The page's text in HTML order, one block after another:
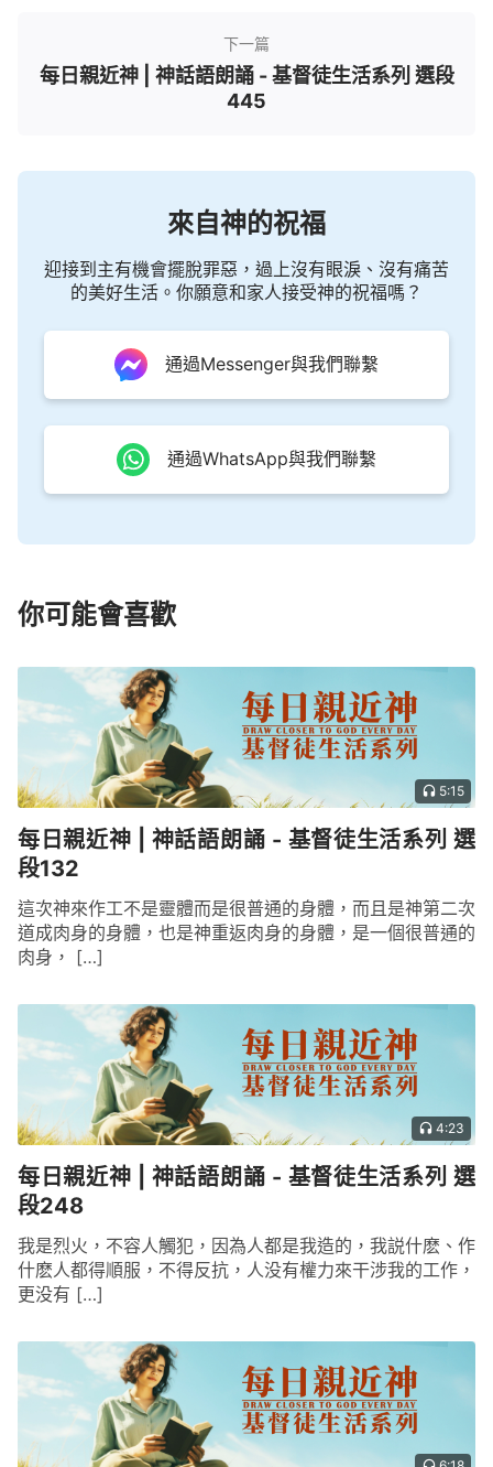
下一篇
每日親近神 | 神話語朗誦 - 基督徒生活系列 選段
445
來自神的祝福
迎接到主有機會擺脫罪惡，過上沒有眼淚、沒有痛苦
的美好生活。你願意和家人接受神的祝福嗎？
通過Messenger與我們聯繫
通過WhatsApp與我們聯繫
你可能會喜歡
5:15
每日親近神 | 神話語朗誦 - 基督徒生活系列 選
段132
這次神來作工不是靈體而是很普通的身體，而且是神第二次
道成肉身的身體，也是神重返肉身的身體，是一個很普通的
肉身， […]
4:23
每日親近神 | 神話語朗誦 - 基督徒生活系列 選
段248
我是烈火，不容人觸犯，因為人都是我造的，我説什麽、作
什麽人都得順服，不得反抗，人没有權力來干涉我的工作，
更没有 […]